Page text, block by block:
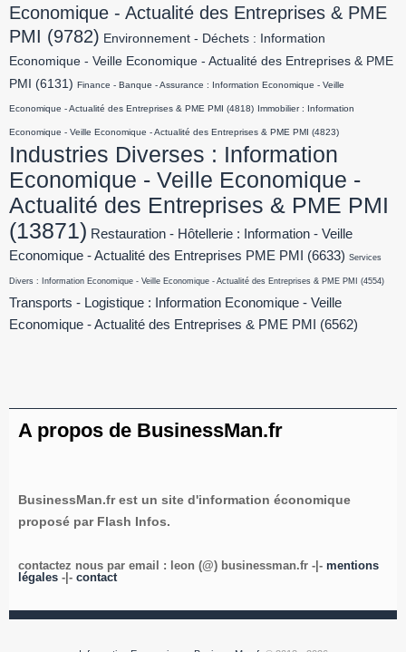
Economique - Actualité des Entreprises & PME
PMI (9782) Environnement - Déchets : Information
Economique - Veille Economique - Actualité des Entreprises & PME
PMI
(6131) Finance - Banque - Assurance : Information Economique - Veille
Economique - Actualité des Entreprises & PME PMI (4818) Immobilier : Information
Economique - Veille Economique - Actualité des Entreprises & PME PMI (4823)
Industries Diverses : Information
Economique - Veille Economique -
Actualité des Entreprises & PME PMI
(13871) Restauration - Hôtellerie : Information - Veille
Economique - Actualité des Entreprises PME PMI
(6633) Services
Divers : Information Economique - Veille Economique - Actualité des Entreprises & PME PMI (4554)
Transports - Logistique : Information Economique - Veille
Economique - Actualité des Entreprises & PME PMI
(6562)
A propos de BusinessMan.fr
BusinessMan.fr est un site d'information économique
proposé par Flash Infos.
contactez nous par email : leon (@) businessman.fr -|- mentions
légales -|- contact